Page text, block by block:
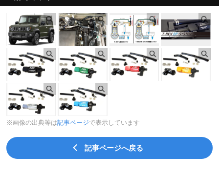
※画像の出典等は記事ページで表示しています
記事ページへ戻る